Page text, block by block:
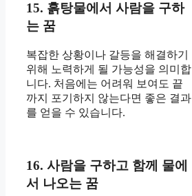
15. 흙탕물에서 사람을 구하
는 꿈
복잡한 상황이나 갈등을 해결하기
위해 노력하게 될 가능성을 의미합
니다. 처음에는 어려워 보여도 끝
까지 포기하지 않는다면 좋은 결과
를 얻을 수 있습니다.
16. 사람을 구하고 함께 물에
서 나오는 꿈